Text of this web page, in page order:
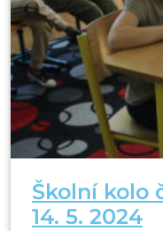
Školní kolo
14. 5. 2024